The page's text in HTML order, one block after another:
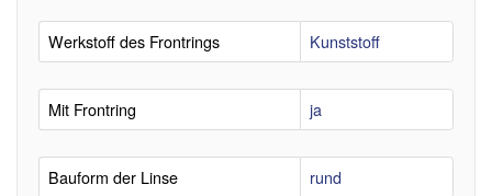
Werkstoff des Frontrings Kunststoff
Mit Frontring ja
Bauform der Linse rund